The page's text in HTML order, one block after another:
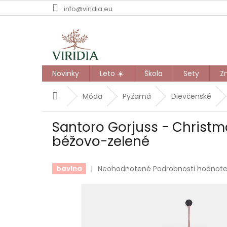
na
info@viridia.eu
Novinky Leto ☀️ Škola Sety
DomovMóda Pyžamá Dievčenské
Santoro Gorjuss -
béžovo-zelené
bavlna
Priemerné
Neohodnotené Podrobnosti